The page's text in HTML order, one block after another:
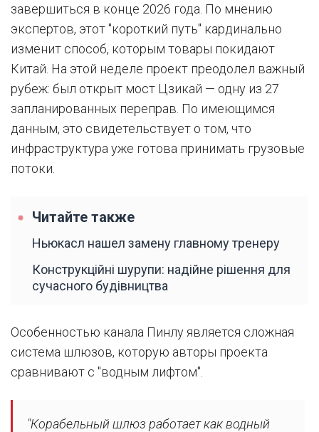
завершиться в конце 2026 года. По мнению
экспертов, этот "короткий путь" кардинально
изменит способ, которым товары покидают
Китай. На этой неделе проект преодолел важный
рубеж: был открыт мост Цзикай — одну из 27
запланированных переправ. По имеющимся
данным, это свидетельствует о том, что
инфраструктура уже готова принимать грузовые
потоки.
Читайте также
Ньюкасл нашел замену главному тренеру
Конструкційні шурупи: надійне рішення для
сучасного будівництва
Особенностью канала Пинлу является сложная
система шлюзов, которую авторы проекта
сравнивают с "водным лифтом".
"Корабельный шлюз работает как водный